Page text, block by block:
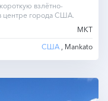
взлётно-
центре города США.
MKT
США , Mankato